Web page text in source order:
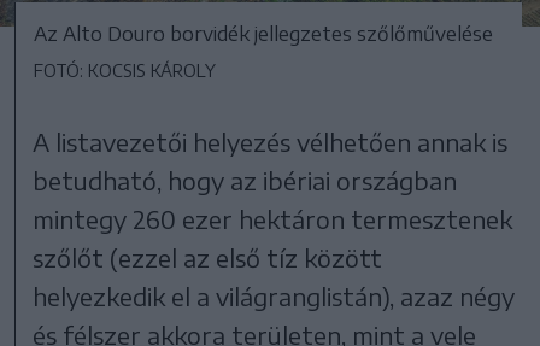
Az Alto Douro borvidék jellegzetes szőlőművelése
FOTÓ: KOCSIS KÁROLY
A listavezetői helyezés vélhetően annak is
betudható, hogy az ibériai országban
mintegy 260 ezer hektáron termesztenek
szőlőt (ezzel az első tíz között
helyezkedik el a világranglistán), azaz négy
és félszer akkora területen, mint a vele